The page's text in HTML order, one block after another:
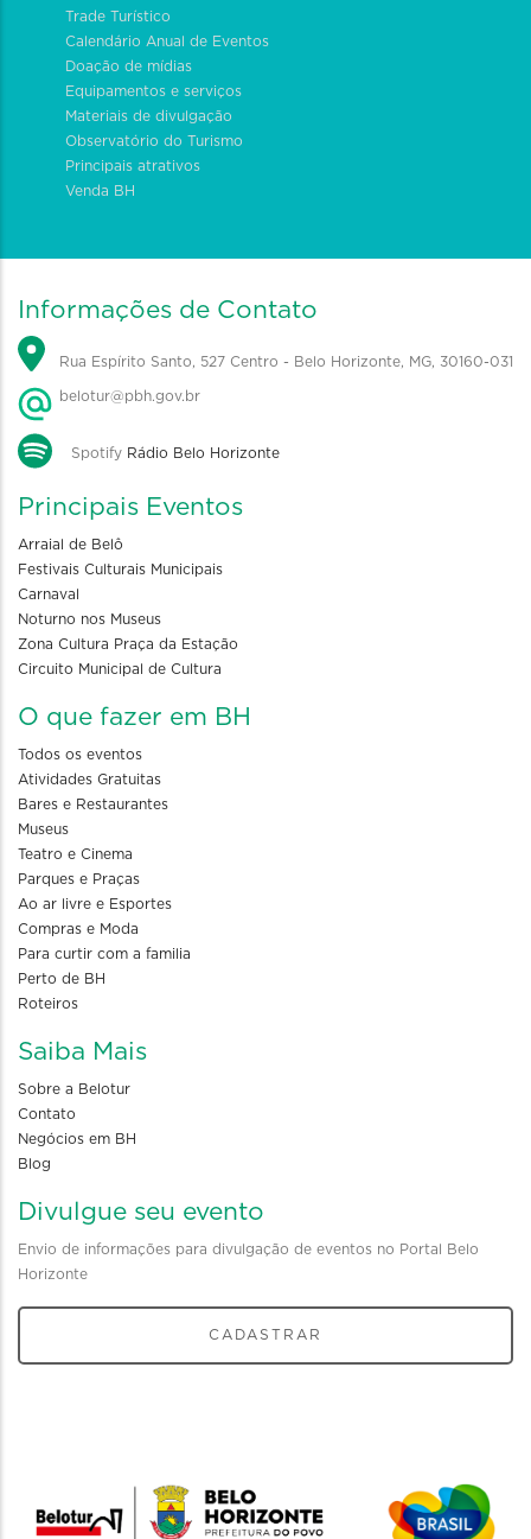
Trade Turístico
Calendário Anual de Eventos
Doação de mídias
Equipamentos e serviços
Materiais de divulgação
Observatório do Turismo
Principais atrativos
Venda BH
Informações de Contato
Rua Espírito Santo, 527 Centro - Belo Horizonte, MG, 30160-031
belotur@pbh.gov.br
Spotify Rádio Belo Horizonte
Principais Eventos
Arraial de Belô
Festivais Culturais Municipais
Carnaval
Noturno nos Museus
Zona Cultura Praça da Estação
Circuito Municipal de Cultura
O que fazer em BH
Todos os eventos
Atividades Gratuitas
Bares e Restaurantes
Museus
Teatro e Cinema
Parques e Praças
Ao ar livre e Esportes
Compras e Moda
Para curtir com a familia
Perto de BH
Roteiros
Saiba Mais
Sobre a Belotur
Contato
Negócios em BH
Blog
Divulgue seu evento
Envio de informações para divulgação de eventos no Portal Belo
Horizonte
CADASTRAR